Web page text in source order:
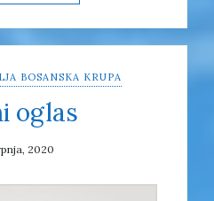
BOSANSKA KRUPA
oglas
2020